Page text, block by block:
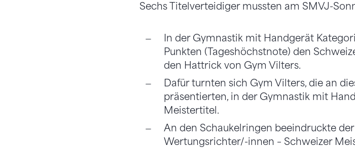
Sechs Titelverteidiger mussten am SMVJ-
In der Gymnastik mit Handgerät
Punkten (Tageshöchstnote) den
den Hattrick von Gym Vilters.
Dafür turnten sich Gym Vilters, die an
präsentierten, in der Gymnastik mit
Meistertitel.
An den Schaukelringen beeindruckte
Wertungsrichter/-innen – Schweizer